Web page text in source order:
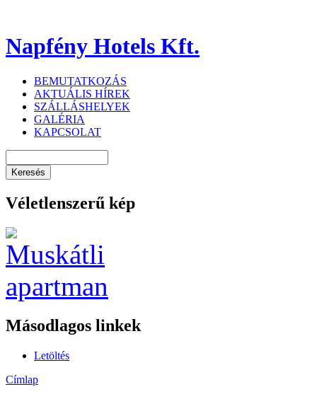
Napfény Hotels Kft.
BEMUTATKOZÁS
AKTUÁLIS HÍREK
SZÁLLÁSHELYEK
GALÉRIA
KAPCSOLAT
Véletlenszerű kép
Másodlagos linkek
Letöltés
Címlap